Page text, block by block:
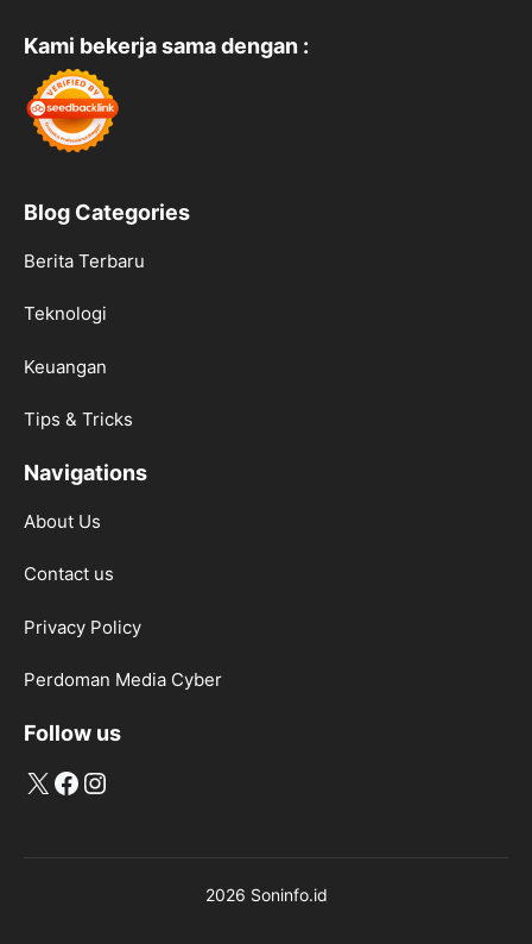
Kami bekerja sama dengan :
Blog Categories
Berita Terbaru
Teknologi
Keuangan
Tips & Tricks
Navigations
About Us
Contact us
Privacy Policy
Perdoman Media Cyber
Follow us
X Facebook
Instagram
2026 Soninfo.id